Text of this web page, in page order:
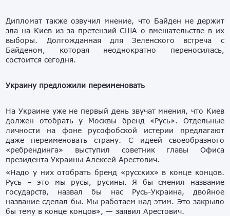
Дипломат также озвучил мнение, что Байден не держит
зла на Киев из-за претензий США о вмешательстве в их
выборы. Долгожданная для Зеленского встреча с
Байденом, которая неоднократно переносилась,
состоится сегодня.
Украину предложили переименовать
На Украине уже не первый день звучат мнения, что Киев
должен отобрать у Москвы бренд «Русь». Отдельные
личности на фоне русофобской истерии предлагают
даже переименовать страну. С идеей своеобразного
«ребрендинга» выступил советник главы Офиса
президента Украины Алексей Арестович.
«Надо у них отобрать бренд «русских» в конце концов.
Русь – это мы русы, русины. Я бы сменил название
государств, назвал бы нас Русь-Украина, двойное
название сделал бы. Мы работаем над этим. Это закрыло
бы тему в конце концов», — заявил Арестович.